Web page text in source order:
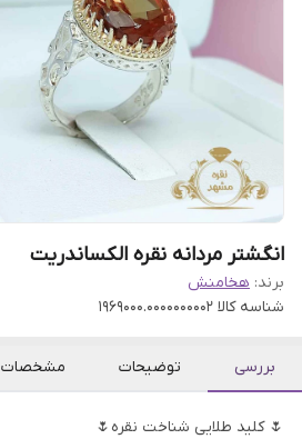
انگشتر مردانه نقره الکساندریت
برند: هخامنش
شناسه کالا 1969000.0000000002
بررسی توضیحات مشخصات
🌷 کلید طلایی شناخت نقره🌷